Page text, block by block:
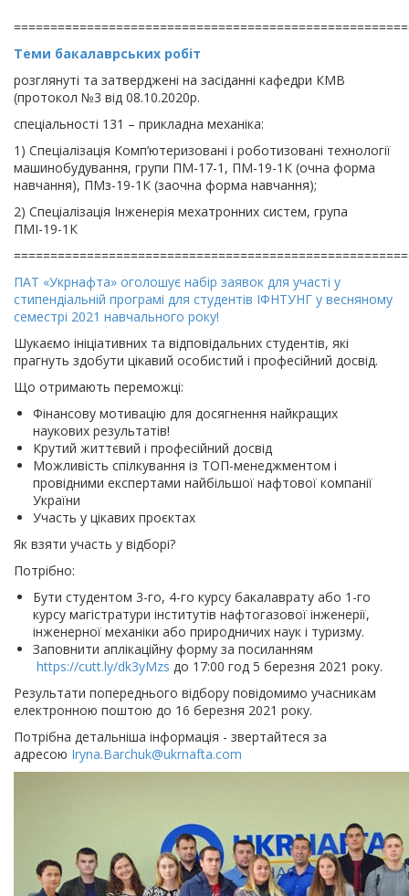
Теми бакалаврських робіт
розглянуті та затверджені на засіданні кафедри КМВ
(протокол №3 від 08.10.2020р.
спеціальності 131 – прикладна механіка:
1) Спеціалізація Комп’ютеризовані і роботизовані технології
машинобудування, групи ПМ-17-1, ПМ-19-1К (очна форма
навчання), ПМз-19-1К (заочна форма навчання);
2) Спеціалізація Інженерія мехатронних систем, група
ПМІ-19-1К
ПАТ «Укрнафта» оголошує набір заявок для участі у
стипендіальній програмі для студентів ІФНТУНГ у весняному
семестрі 2021 навчального року!
Шукаємо ініціативних та відповідальних студентів, які
прагнуть здобути цікавий особистий і професійний досвід.
Що отримають переможці:
Фінансову мотивацію для досягнення найкращих
наукових результатів!
Крутий життєвий і професійний досвід
Можливість спілкування із ТОП-менеджментом і
провідними експертами найбільшої нафтової компанії
України
Участь у цікавих проєктах
Як взяти участь у відборі?
Потрібно:
Бути студентом 3-го, 4-го курсу бакалаврату або 1-го
курсу магістратури інститутів нафтогазової інженерії,
інженерної механіки або природничих наук і туризму.
Заповнити аплікаційну форму за посиланням
https://cutt.ly/dk3yMzs до 17:00 год 5 березня 2021 року.
Результати попереднього відбору повідомимо учасникам
електронною поштою до 16 березня 2021 року.
Потрібна детальніша інформація - звертайтеся за
адресою Iryna.Barchuk@ukrnafta.com